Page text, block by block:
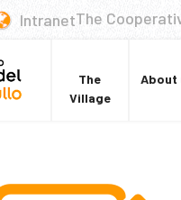
IntranetThe
The
Village
About